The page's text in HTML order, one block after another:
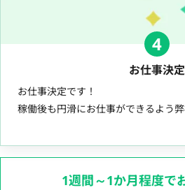
4
お仕事決定
お仕事決定です！
稼働後も円滑にお仕事ができるよう弊
1週間～1か月程度で